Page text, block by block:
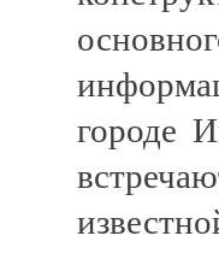
городе